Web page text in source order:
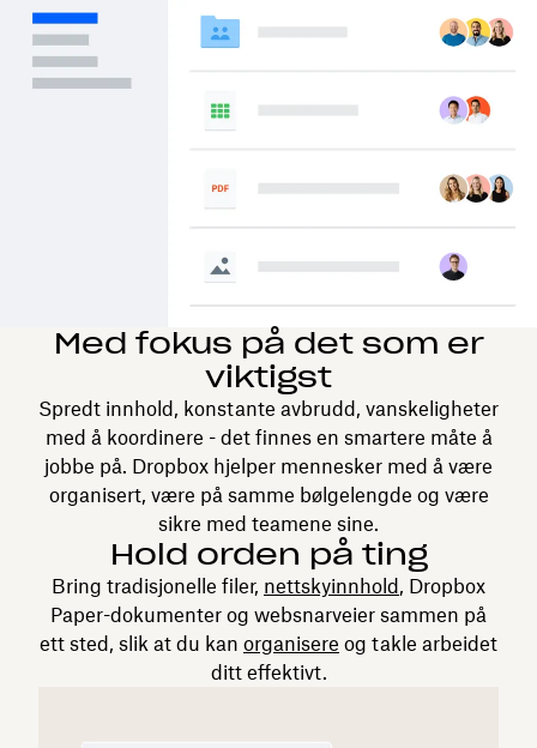
Med fokus på det som er
viktigst
Spredt innhold, konstante avbrudd, vanskeligheter
med å koordinere - det finnes en smartere måte å
jobbe på. Dropbox hjelper mennesker med å være
organisert, være på samme bølgelengde og være
sikre med teamene sine.
Hold orden på ting
Bring tradisjonelle filer, nettskyinnhold , Dropbox
Paper-dokumenter og websnarveier sammen på
ett sted, slik at du kan organisere og takle arbeidet
ditt effektivt.